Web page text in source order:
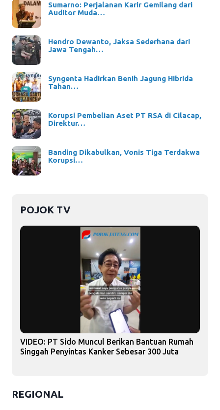
Sumarno: Perjalanan Karir Gemilang dari
Auditor Muda…
Hendro Dewanto, Jaksa Sederhana dari
Jawa Tengah…
Syngenta Hadirkan Benih Jagung Hibrida
Tahan…
Korupsi Pembelian Aset PT RSA di Cilacap,
Direktur…
Banding Dikabulkan, Vonis Tiga Terdakwa
Korupsi…
POJOK TV
VIDEO: PT Sido Muncul Berikan Bantuan Rumah
Singgah Penyintas Kanker Sebesar 300 Juta
REGIONAL